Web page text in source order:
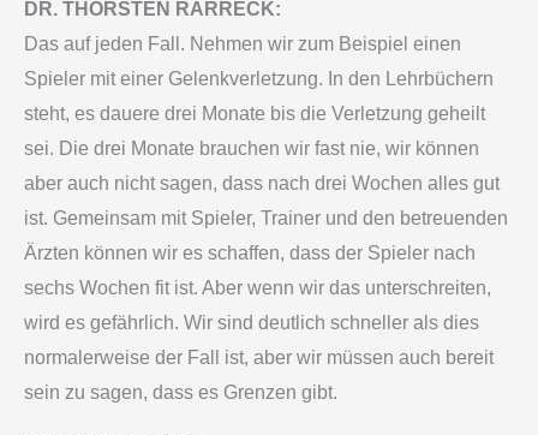
DR. THORSTEN RARRECK:
Das auf jeden Fall. Nehmen wir zum Beispiel einen
Spieler mit einer Gelenkverletzung. In den Lehrbüchern
steht, es dauere drei Monate bis die Verletzung geheilt
sei. Die drei Monate brauchen wir fast nie, wir können
aber auch nicht sagen, dass nach drei Wochen alles gut
ist. Gemeinsam mit Spieler, Trainer und den betreuenden
Ärzten können wir es schaffen, dass der Spieler nach
sechs Wochen fit ist. Aber wenn wir das unterschreiten,
wird es gefährlich. Wir sind deutlich schneller als dies
normalerweise der Fall ist, aber wir müssen auch bereit
sein zu sagen, dass es Grenzen gibt.